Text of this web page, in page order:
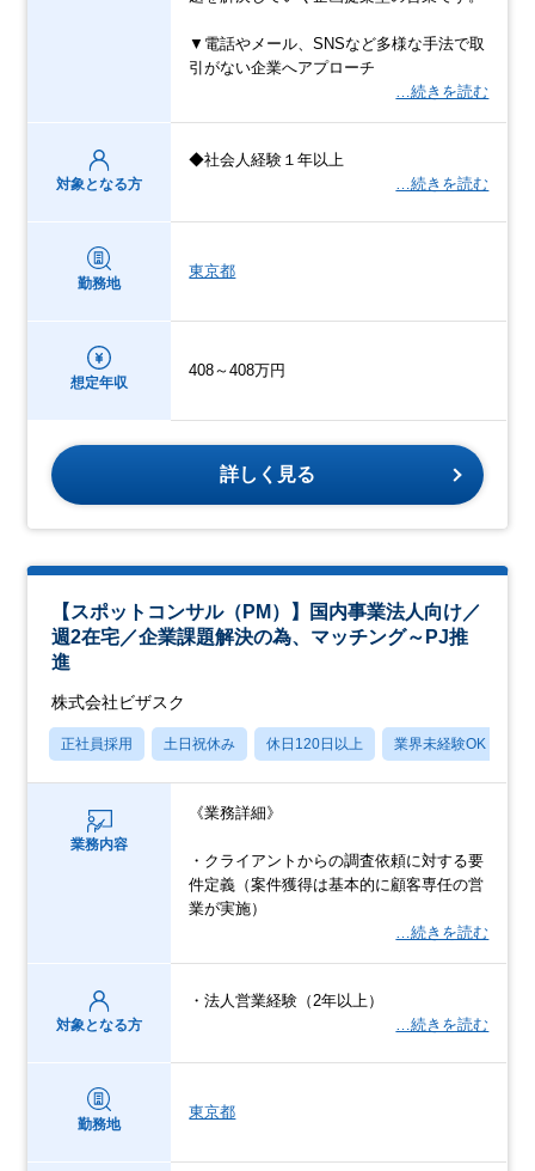
▼電話やメール、SNSなど多様な手法で取
引がない企業へアプローチ
…続きを読む
対象となる方
◆社会人経験１年以上
…続きを読む
勤務地
東京都
想定年収
408～408万円
詳しく見る
【スポットコンサル（PM）】国内事業法人向け／
週2在宅／企業課題解決の為、マッチング～PJ推
進
株式会社ビザスク
正社員採用 土日祝休み 休日120日以上 業界未経験OK
業務内容
《業務詳細》
・クライアントからの調査依頼に対する要
件定義（案件獲得は基本的に顧客専任の営
業が実施）
…続きを読む
対象となる方
・法人営業経験（2年以上）
…続きを読む
勤務地
東京都